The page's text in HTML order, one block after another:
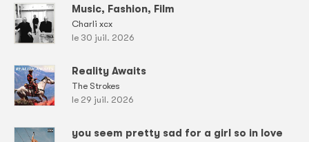
Music, Fashion, Film
Charli xcx
le 30 juil. 2026
Reality Awaits
The Strokes
le 29 juil. 2026
you seem pretty sad for a girl so in love